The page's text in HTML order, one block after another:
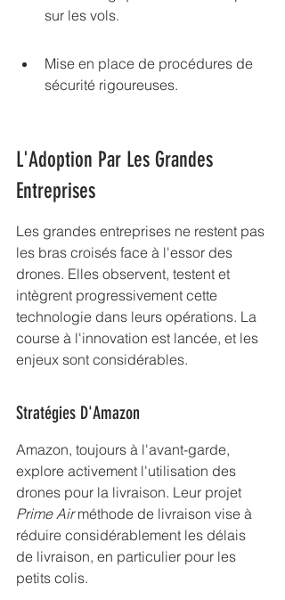
sur les vols.
Mise en place de procédures de
sécurité rigoureuses.
L'Adoption Par Les Grandes
Entreprises
Les grandes entreprises ne restent pas
les bras croisés face à l'essor des
drones. Elles observent, testent et
intègrent progressivement cette
technologie dans leurs opérations. La
course à l'innovation est lancée, et les
enjeux sont considérables.
Stratégies D'Amazon
Amazon, toujours à l'avant-garde,
explore activement l'utilisation des
drones pour la livraison. Leur projet
Prime Air méthode de livraison vise à
réduire considérablement les délais
de livraison, en particulier pour les
petits colis.